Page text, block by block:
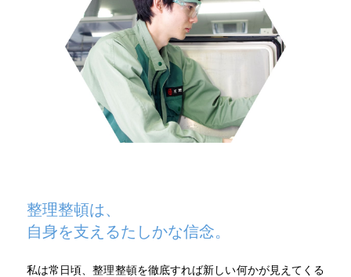
整理整頓は、
自身を支えるたしかな信念。
私は常日頃、整理整頓を徹底すれば新しい何かが見えてくる